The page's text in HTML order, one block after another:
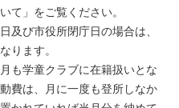
て」をご覧ください。
及び市役所閉庁日の場合は、
ります。
も学童クラブに在籍扱いとな
費は、月に一度も登所しなか